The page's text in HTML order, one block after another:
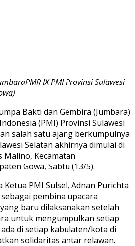
IX PMI Provinsi Sulawesi
Bakti dan Gembira (Jumbara)
(PMI) Provinsi Sulawesi
salah satu ajang berkumpulnya
Selatan akhirnya dimulai di
Malino, Kecamatan
Gowa, Sabtu (13/5).
Ketua PMI Sulsel, Adnan Purichta
pembina upacara
baru dilaksanakan setelah
untuk mengumpulkan setiap
di setiap kabulaten/kota di
solidaritas antar relawan.